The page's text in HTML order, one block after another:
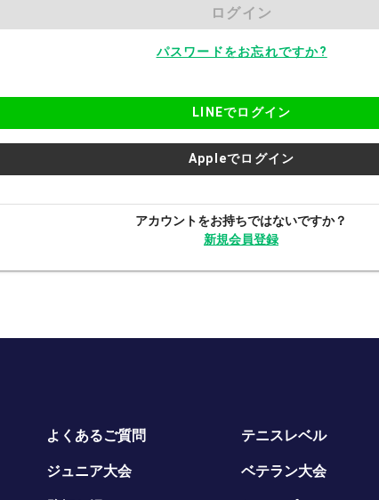
ログイン
パスワードをお忘れですか?
LINEでログイン
Appleでログイン
アカウントをお持ちではないですか？
新規会員登録
よくあるご質問 テニスレベル
ジュニア大会 ベテラン大会